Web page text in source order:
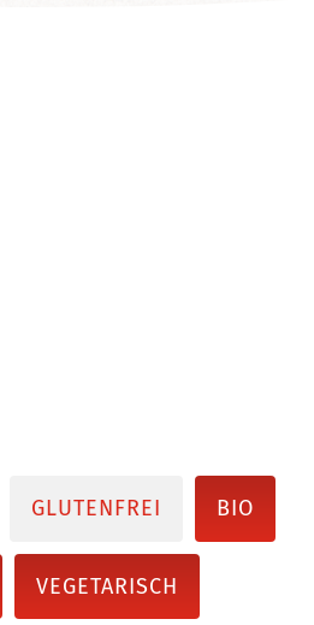
GLUTENFREI BIO
VEGETARISCH